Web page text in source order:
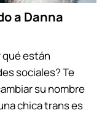
a Danna
están
sociales? Te
su nombre
chica trans es